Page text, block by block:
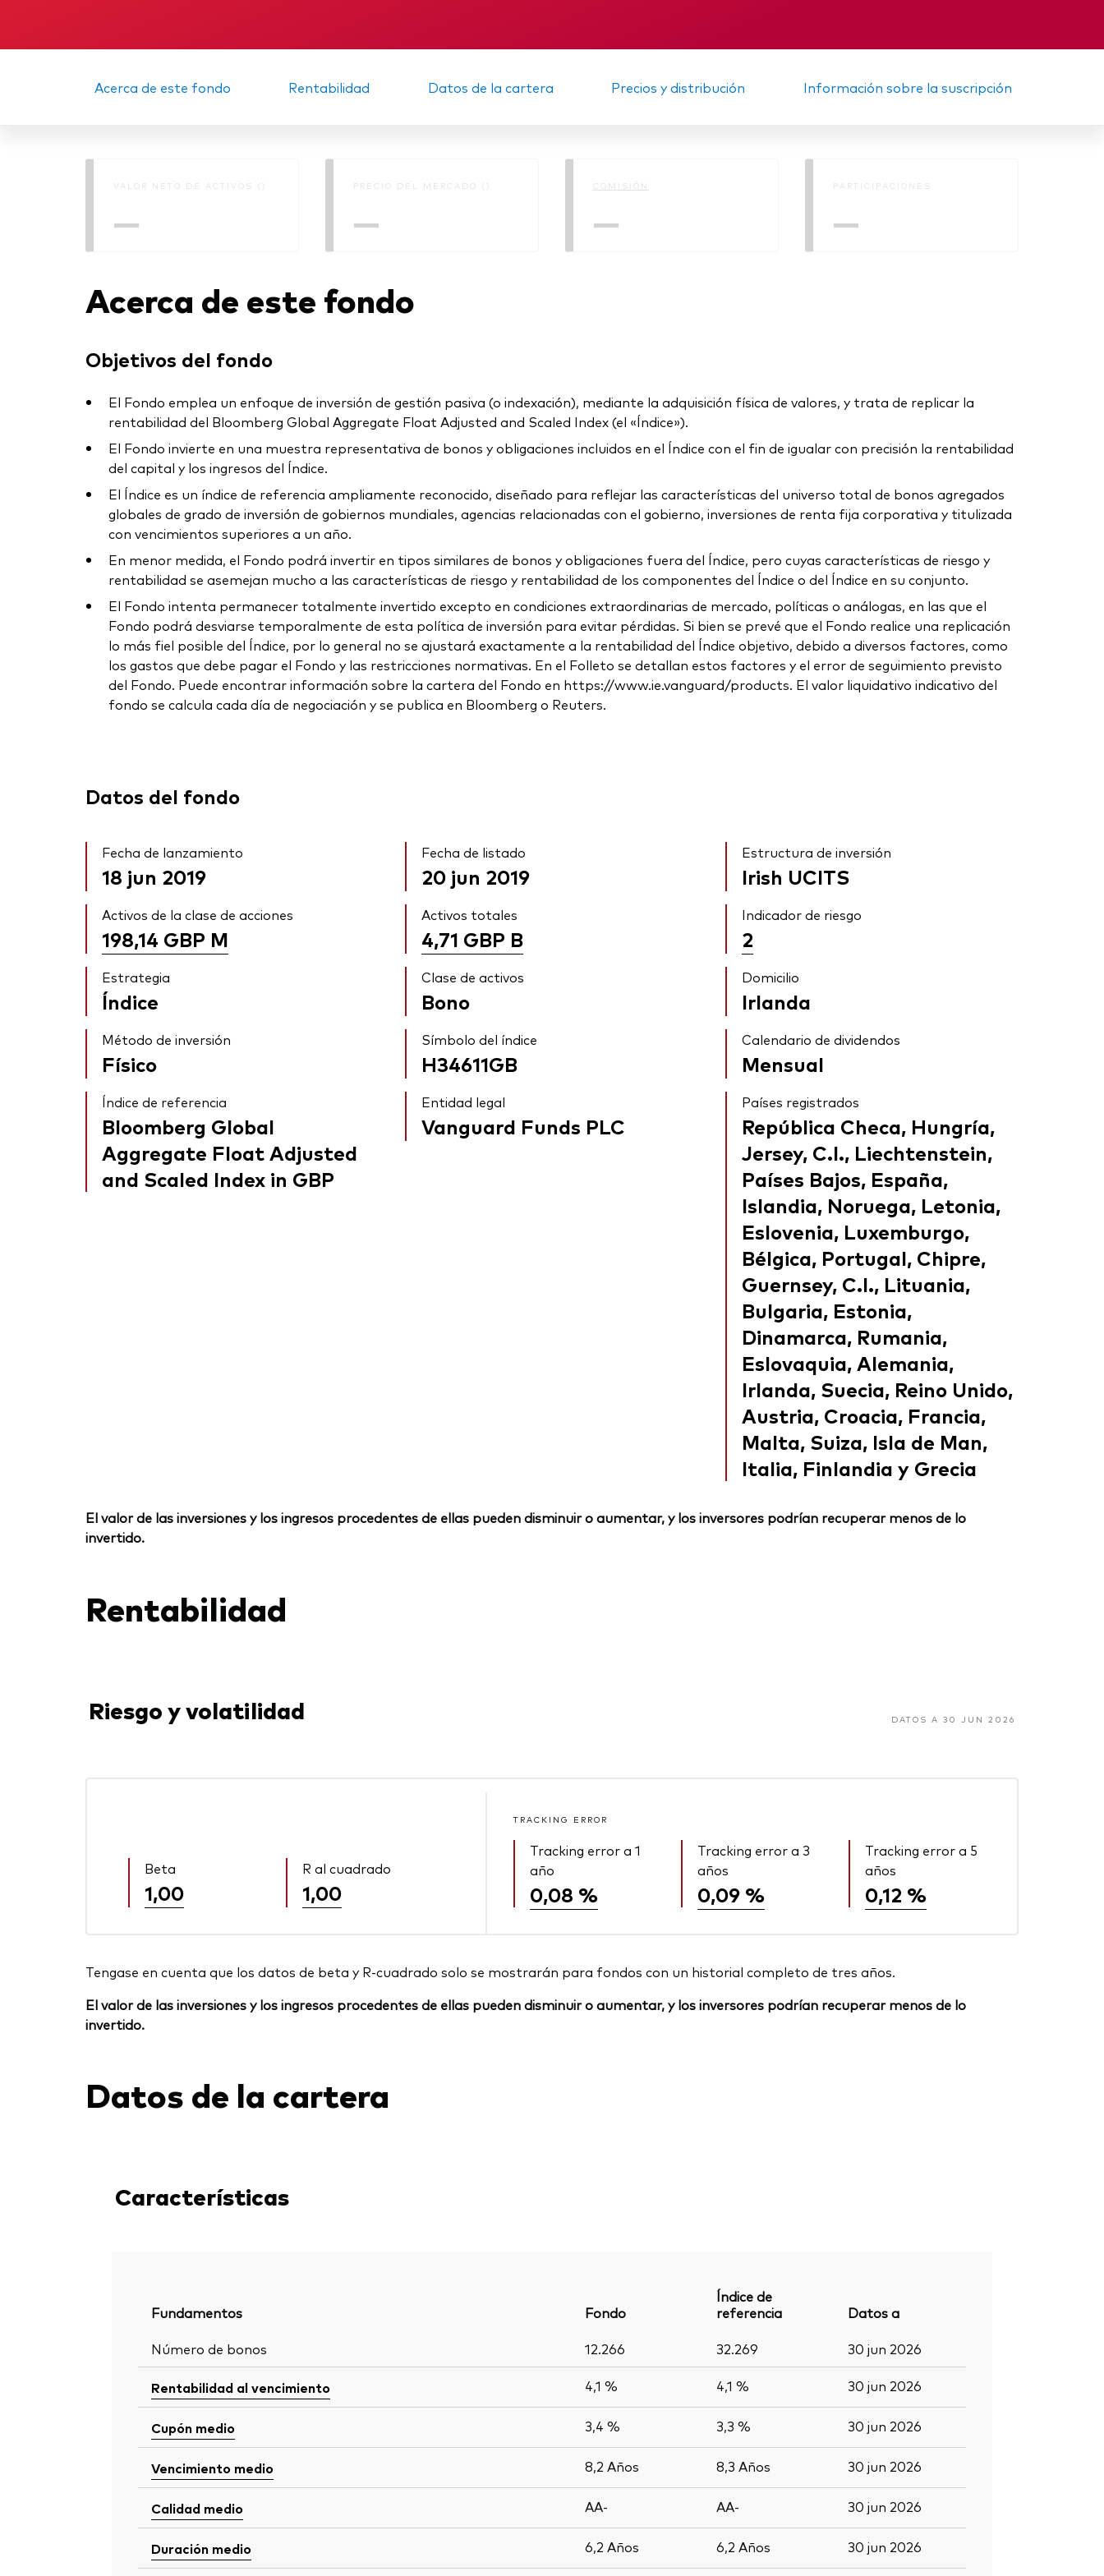
Acerca de este fondo Rentabilidad Datos de la cartera Precios y distribución Información sobre la suscripción
VALOR NETO DE ACTIVOS ()
—
PRECIO DEL MERCADO ()
—
COMISIÓN
—
PARTICIPACIONES
—
Acerca de este fondo
Objetivos del fondo
El Fondo emplea un enfoque de inversión de gestión pasiva (o indexación), mediante la adquisición física de valores, y trata de replicar la
rentabilidad del Bloomberg Global Aggregate Float Adjusted and Scaled Index (el «Índice»).
El Fondo invierte en una muestra representativa de bonos y obligaciones incluidos en el Índice con el fin de igualar con precisión la rentabilidad
del capital y los ingresos del Índice.
El Índice es un índice de referencia ampliamente reconocido, diseñado para reflejar las características del universo total de bonos agregados
globales de grado de inversión de gobiernos mundiales, agencias relacionadas con el gobierno, inversiones de renta fija corporativa y titulizada
con vencimientos superiores a un año.
En menor medida, el Fondo podrá invertir en tipos similares de bonos y obligaciones fuera del Índice, pero cuyas características de riesgo y
rentabilidad se asemejan mucho a las características de riesgo y rentabilidad de los componentes del Índice o del Índice en su conjunto.
El Fondo intenta permanecer totalmente invertido excepto en condiciones extraordinarias de mercado, políticas o análogas, en las que el
Fondo podrá desviarse temporalmente de esta política de inversión para evitar pérdidas. Si bien se prevé que el Fondo realice una replicación
lo más fiel posible del Índice, por lo general no se ajustará exactamente a la rentabilidad del Índice objetivo, debido a diversos factores, como
los gastos que debe pagar el Fondo y las restricciones normativas. En el Folleto se detallan estos factores y el error de seguimiento previsto
del Fondo. Puede encontrar información sobre la cartera del Fondo en https://www.ie.vanguard/products. El valor liquidativo indicativo del
fondo se calcula cada día de negociación y se publica en Bloomberg o Reuters.
Datos del fondo
Fecha de lanzamiento
18 jun 2019
Fecha de listado
20 jun 2019
Estructura de inversión
Irish UCITS
Activos de la clase de acciones
198,14 GBP M
Activos totales
4,71 GBP B
Indicador de riesgo
2
Estrategia
Índice
Clase de activos
Bono
Domicilio
Irlanda
Método de inversión
Físico
Símbolo del índice
H34611GB
Calendario de dividendos
Mensual
Índice de referencia
Bloomberg Global
Aggregate Float Adjusted
and Scaled Index in GBP
Entidad legal
Vanguard Funds PLC
Países registrados
República Checa, Hungría,
Jersey, C.I., Liechtenstein,
Países Bajos, España,
Islandia, Noruega, Letonia,
Eslovenia, Luxemburgo,
Bélgica, Portugal, Chipre,
Guernsey, C.I., Lituania,
Bulgaria, Estonia,
Dinamarca, Rumania,
Eslovaquia, Alemania,
Irlanda, Suecia, Reino Unido,
Austria, Croacia, Francia,
Malta, Suiza, Isla de Man,
Italia, Finlandia y Grecia
El valor de las inversiones y los ingresos procedentes de ellas pueden disminuir o aumentar, y los inversores podrían recuperar menos de lo
invertido.
Rentabilidad
Riesgo y volatilidad DATOS A 30 JUN 2026
Beta
1,00
R al cuadrado
1,00
TRACKING ERROR
Tracking error a 1
año
0,08 %
Tracking error a 3
años
0,09 %
Tracking error a 5
años
0,12 %
Tengase en cuenta que los datos de beta y R-cuadrado solo se mostrarán para fondos con un historial completo de tres años.
El valor de las inversiones y los ingresos procedentes de ellas pueden disminuir o aumentar, y los inversores podrían recuperar menos de lo
invertido.
Datos de la cartera
Características
Fundamentos Fondo
Índice de
referencia
Datos a
Número de bonos
12.266 32.269 30 jun 2026
Rentabilidad al vencimiento 4,1 % 4,1 % 30 jun 2026
Cupón medio 3,4 % 3,3 % 30 jun 2026
Vencimiento medio 8,2 Años 8,3 Años 30 jun 2026
Calidad medio AA- AA- 30 jun 2026
Duración medio 6,2 Años 6,2 Años 30 jun 2026